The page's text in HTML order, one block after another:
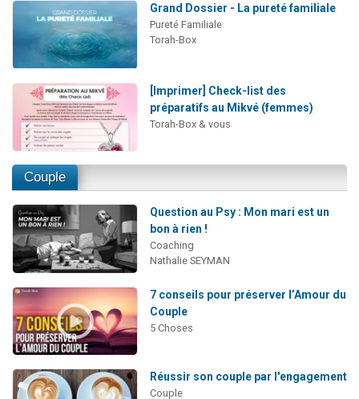
Grand Dossier - La pureté familiale
Pureté Familiale
Torah-Box
[Imprimer] Check-list des
préparatifs au Mikvé (femmes)
Torah-Box & vous
Couple
Question au Psy : Mon mari est un
bon à rien !
Coaching
Nathalie SEYMAN
7 conseils pour préserver l’Amour du
Couple
5 Choses
Réussir son couple par l'engagement
Couple